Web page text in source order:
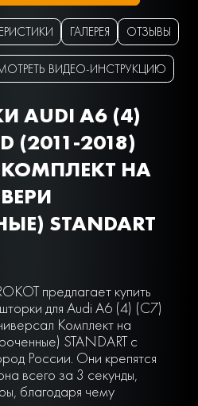
ГАЛЕРЕЯ ОТЗЫВЫ
ВИДЕО-ИНСТРУКЦИЮ
AUDI A6 (4)
(2011-2018)
НА
STANDART
предлагает купить
для Audi A6 (4) (C7)
Комплект на
STANDART с
России. Они крепятся
всего за 3 секунды,
благодаря чему